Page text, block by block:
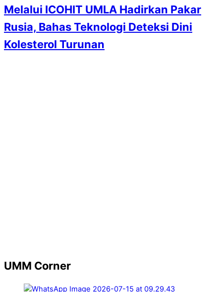
Melalui ICOHIT UMLA Hadirkan Pakar
Rusia, Bahas Teknologi Deteksi Dini
Kolesterol Turunan
UMM Corner